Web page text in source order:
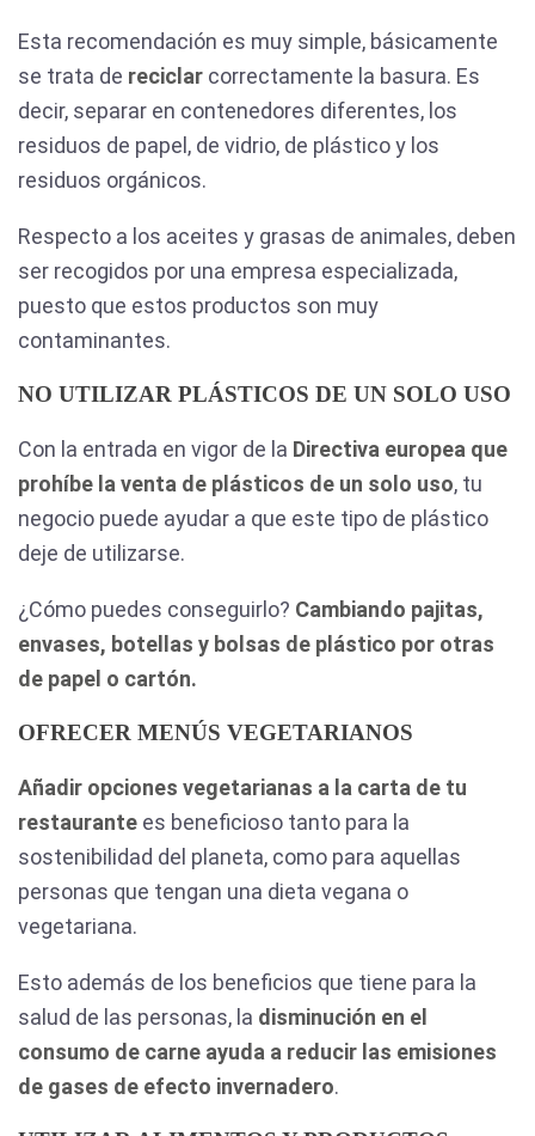
Esta recomendación es muy simple, básicamente
se trata de reciclar correctamente la basura. Es
decir, separar en contenedores diferentes, los
residuos de papel, de vidrio, de plástico y los
residuos orgánicos.
Respecto a los aceites y grasas de animales, deben
ser recogidos por una empresa especializada,
puesto que estos productos son muy
contaminantes.
NO UTILIZAR PLÁSTICOS DE UN SOLO USO
Con la entrada en vigor de la Directiva europea que
prohíbe la venta de plásticos de un solo uso, tu
negocio puede ayudar a que este tipo de plástico
deje de utilizarse.
¿Cómo puedes conseguirlo? Cambiando pajitas,
envases, botellas y bolsas de plástico por otras
de papel o cartón.
OFRECER MENÚS VEGETARIANOS
Añadir opciones vegetarianas a la carta de tu
restaurante es beneficioso tanto para la
sostenibilidad del planeta, como para aquellas
personas que tengan una dieta vegana o
vegetariana.
Esto además de los beneficios que tiene para la
salud de las personas, la disminución en el
consumo de carne ayuda a reducir las emisiones
de gases de efecto invernadero.